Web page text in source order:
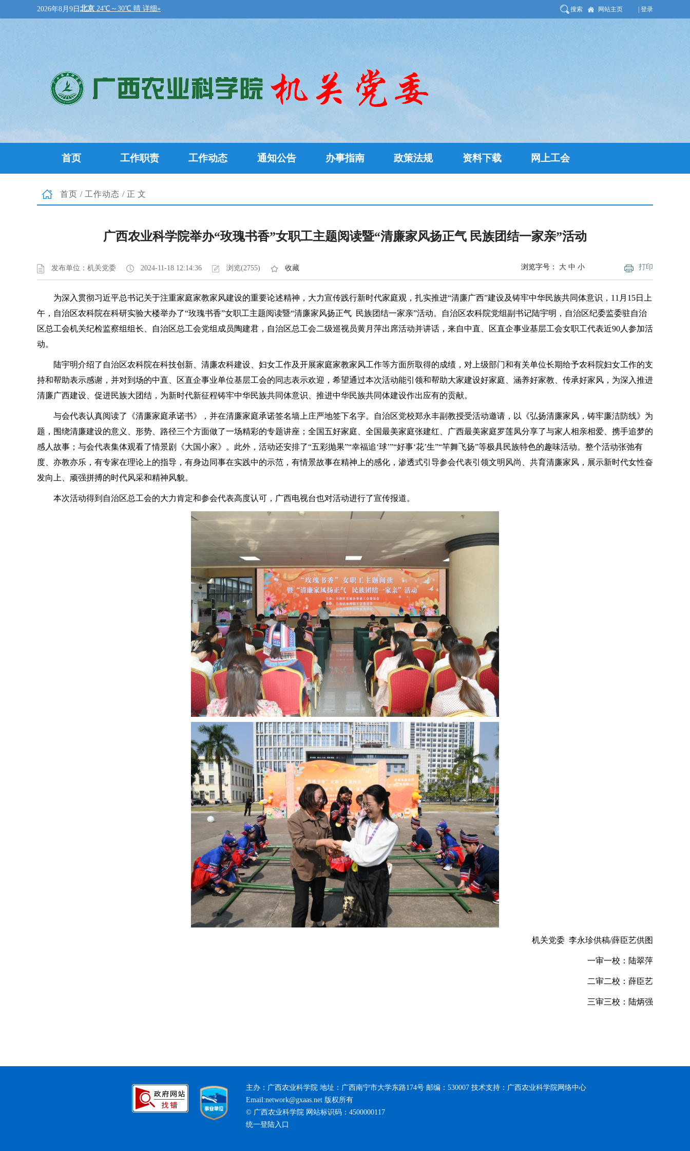
2026年8月9日 搜索 网站主页 | 登录
首页 工作职责 工作动态 通知公告 办事指南 政策法规 资料下载 网上工会
首页 / 工作动态 /正文
广西农业科学院举办“玫瑰书香”女职工主题阅读暨“清廉家风扬正气 民族团结一家亲”活动
发布单位：机关党委 2024-11-18 12:14:36 浏览(2755) 收藏 打印
浏览字号： 大 中 小
为深入贯彻习近平总书记关于注重家庭家教家风建设的重要论述精神，大力宣传践行新时代家庭观，扎实推进“清廉广西”建设及铸牢中华民族共同体意识，11月15日上
午，自治区农科院在科研实验大楼举办了“玫瑰书香”女职工主题阅读暨“清廉家风扬正气 民族团结一家亲”活动。自治区农科院党组副书记陆宇明，自治区纪委监委驻自治
区总工会机关纪检监察组组长、自治区总工会党组成员陶建君，自治区总工会二级巡视员黄月萍出席活动并讲话，来自中直
区直企事业基层工会女职工代表近90人参加活
动。
陆宇明介绍了自治区农科院在科技创新、清廉农科建设、妇女工作及开展家庭家教家风工作等方面所取得的成绩，对上级部门和有关单位长期给予农科院妇女工作的支
持和帮助表示感谢，并对到场的中直 区直企事业单位基层工会的同志表示欢迎，希望通过本次活动能引领和帮助大家建设好家庭、涵养好家教、传承好家风，为深入推进
清廉广西建设、促进民族大团结，为新时代新征程铸牢中华民族共同体意识、推进中华民族共同体建设作出应有的贡献。
与会代表认真阅读了《清廉家庭承诺书》，并在清廉家庭承诺签名墙上庄严地签下名字。自治区党校郑永丰副教授受活动邀请，以《弘扬清廉家风，铸牢廉洁防线》为
题，围绕清廉建设的意义、形势、路径三个方面做了一场精彩的专题讲座；全国五好家庭、全国最美家庭张建红、广西最美家庭罗莲凤分享了与家人相亲相爱、携手追梦的
感人故事；与会代表集体观看了情景剧《大国小家》。此外，活动还安排了“五彩抛果”“幸福追‘球’”“好事‘花’生”“竿舞飞扬”等极具民族特色的趣味活动。整个活动张弛有
度、亦教亦乐，有专家在理论上的指导，有身边同事在实践中的示范，有情景故事在精神上的感化，渗透式引导参会代表引领文明风尚、共育清廉家风，展示新时代女性奋
发向上、顽强拼搏的时代风采和精神风貌。
本次活动得到自治区总工会的大力肯定和参会代表高度认可，广西电视台也对活动进行了宣传报道。
机关党委 李永珍供稿/薛臣艺供图
一审一校：陆翠萍
二审二校：薛臣艺
三审三校：陆炳强
主办：广西农业科学院 地址：广西南宁市大学东路174号 邮编：530007 技术支持：广西农业科学院网络中心
Email:network@gxaas.net 版权所有
© 广西农业科学院 网站标识码：4500000117
统一登陆入口